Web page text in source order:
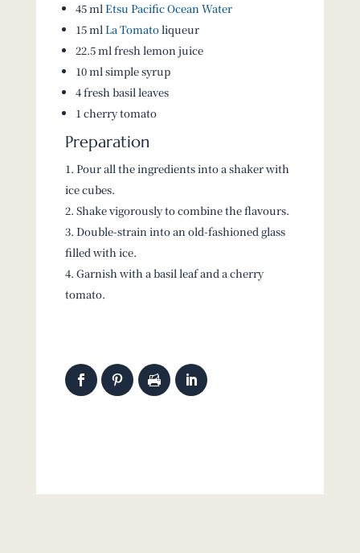
45 mlEtsu Pacific Ocean Water
15 mlLa Tomatoliqueur
22.5 ml fresh lemon juice
10 ml simple syrup
4 fresh basil leaves
1 cherry tomato
Preparation
Pour all the ingredients into a shaker with
ice cubes.
Shake vigorously to combine the flavours.
Double-strain into an old-fashioned glass
filled with ice.
Garnish with a basil leaf and a cherry
tomato.